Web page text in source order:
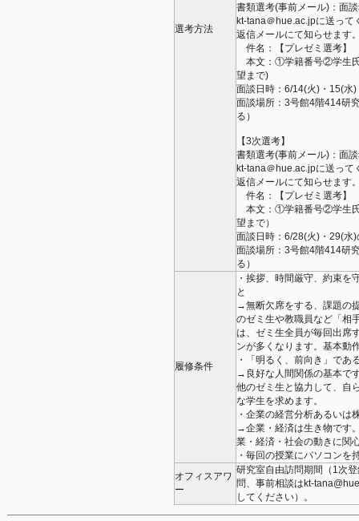
選考方法
書類選考(事前メール)：面
kt-tana＠hue.ac.jpに送って
返信メールにて知らせます
件名：【プレゼミ選考】
本文：①学籍番号②学生
望まで)
面談日時：6/14(火)・15(水
面談場所：3号館4階414研
る）
【3次選考】
書類選考(事前メール)：面
kt-tana＠hue.ac.jpに送って
返信メールにて知らせます
件名：【プレゼミ選考】
本文：①学籍番号②学生
望まで）
面談日時：6/28(火)・29(水
面談場所：3号館4階414研
る）
履修条件
・挨拶、時間厳守、約束を
と
→無断欠席をする、課題の
のゼミ生や教職員など「相
は、ゼミ生全員が毎回出席
ンが多くなります。基本動
・「明るく、前向き」であ
→良好な人間関係の基本で
他のゼミ生と協力して、自
な学生を求めます。
・企業の経営分析あるいは
→企業・経済は生き物です
業・経済・社会の動きに関
・毎回の授業にパソコンを
オフィスアワ
ー
研究室自由訪問期間（1次
問、事前相談はkt-
してください）。